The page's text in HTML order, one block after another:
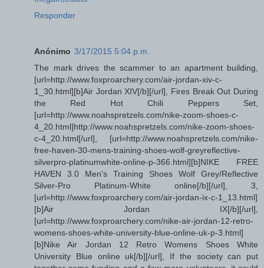
Responder
Anónimo 3/17/2015 5:04 p.m.
The mark drives the scammer to an apartment building,
[url=http://www.foxproarchery.com/air-jordan-xiv-c-
1_30.html][b]Air Jordan XIV[/b][/url], Fires Break Out During
the Red Hot Chili Peppers Set,
[url=http://www.noahspretzels.com/nike-zoom-shoes-c-
4_20.html]http://www.noahspretzels.com/nike-zoom-shoes-
c-4_20.html[/url], [url=http://www.noahspretzels.com/nike-
free-haven-30-mens-training-shoes-wolf-greyreflective-
silverpro-platinumwhite-online-p-366.html][b]NIKE FREE
HAVEN 3.0 Men's Training Shoes Wolf Grey/Reflective
Silver-Pro Platinum-White online[/b][/url], 3,
[url=http://www.foxproarchery.com/air-jordan-ix-c-1_13.html]
[b]Air Jordan IX[/b][/url],
[url=http://www.foxproarchery.com/nike-air-jordan-12-retro-
womens-shoes-white-university-blue-online-uk-p-3.html]
[b]Nike Air Jordan 12 Retro Womens Shoes White
University Blue online uk[/b][/url], If the society can put